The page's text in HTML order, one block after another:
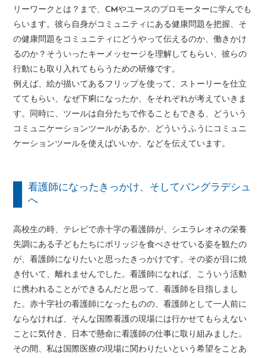
リーワークとは？まで、CMやユースのプロモーターに学んでも
らいます。彼ら自身がコミュニティにある健康問題を把握、そ
の健康問題をコミュニティにどうやって伝えるのか、働きかけ
るのか？そういったキーメッセージを理解してもらい、彼らの
行動にも取り入れてもらうための研修です。
例えば、絵が描いてあるフリップを使って、ストーリーを仕立
ててもらい、なぜ下痢になったか、をそれぞれが考えていきま
す。同時に、ツールは自分たちで作ることもできる、どういう
コミュニケーションツールがあるか、どういうふうにコミュニ
ケーションツールを使えばいいか、などを伝えています。
看護師になったきっかけ、そしてバングラデシュ
へ
高校生の時、テレビで赤十字の看護師が、シエラレオネの栄養
失調にある子どもたちにポリッジを食べさせている姿を観たの
が、看護師になりたいと思ったきっかけです。その姿が目に焼
き付いて、離れませんでした。看護師になれば、こういう活動
に携われることができるんだと思って、看護師を目指しまし
た。赤十字社の看護師になったものの、看護師として一人前に
ならなければ、そんな国際看護の現場には行かせてもらえない
ことに気付き、日本で懸命に看護師の仕事に取り組みました。
その間、私は国際医療の現場に関わりたいという希望をことあ